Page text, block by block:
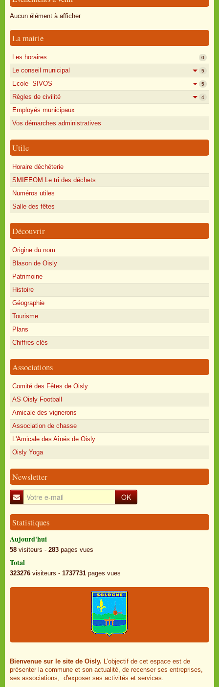
Oisly autrefois
Annonces
Aucun élément à afficher
La mairie
Les horaires 0
Le conseil municipal 5
Ecole- SIVOS 5
Règles de civilité 4
Employés municipaux
Vos démarches administratives
Utile
Horaire déchéterie
SMIEEOM Le tri des déchets
Numéros utiles
Salle des fêtes
Découvrir
Origine du nom
Blason de Oisly
Patrimoine
Histoire
Géographie
Tourisme
Plans
Chiffres clés
Associations
Comité des Fêtes de Oisly
AS Oisly Football
Amicale des vignerons
Association de chasse
L'Amicale des Aînés de Oisly
Oisly Yoga
Newsletter
OK
Statistiques
Aujourd'hui
58 visiteurs - 283 pages vues
Total
323276 visiteurs - 1737731 pages vues
Bienvenue sur le site de Oisly. L'objectif de cet espace est de
présenter la commune et son actualité, de recenser ses entreprises,
ses associations, d'exposer ses activités et services.